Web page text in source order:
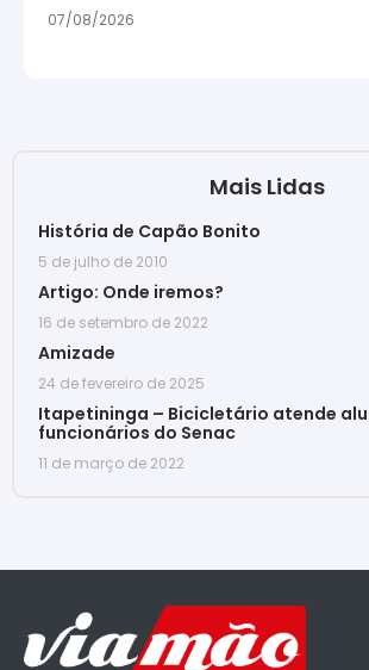
07/08/2026
Mais Lidas
História de Capão Bonito
5 de julho de 2010
Artigo: Onde iremos?
16 de setembro de 2022
Amizade
24 de fevereiro de 2025
Itapetininga – Bicicletário atende
funcionários do Senac
11 de março de 2022